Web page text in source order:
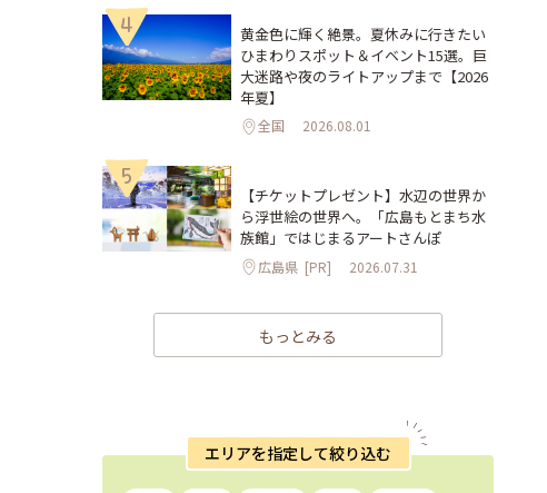
4
黄金色に輝く絶景。夏休みに行きたい
ひまわりスポット＆イベント15選。巨
大迷路や夜のライトアップまで【2026
年夏】
全国 2026.08.01
5
【チケットプレゼント】水辺の世界か
ら浮世絵の世界へ。「広島もとまち水
族館」ではじまるアートさんぽ
広島県 [PR] 2026.07.31
もっとみる
エリアを指定して絞り込む